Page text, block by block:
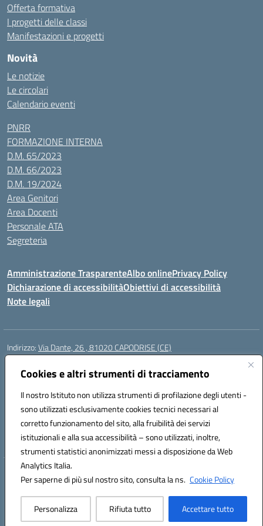
Cookies e altri strumenti di tracciamento
Il nostro Istituto non utilizza strumenti di profilazione degli utenti -
sono utilizzati esclusivamente cookies tecnici necessari al
corretto funzionamento del sito, alla fruibilità dei servizi
istituzionali e alla sua accessibilità – sono utilizzati, inoltre,
strumenti statistici anonimizzati messi a disposizione da Web
Analytics Italia.
Per saperne di più sul nostro sito, consulta la ns. Cookie Policy
Personalizza Rifiuta tutto Accettare tutto
Offerta formativa
I progetti delle classi
Manifestazioni e progetti
Novità
Le notizie
Le circolari
Calendario eventi
PNRR
FORMAZIONE INTERNA
D.M. 65/2023
D.M. 66/2023
D.M. 19/2024
Area Genitori
Area Docenti
Personale ATA
Segreteria
Amministrazione TrasparenteAlbo onlinePrivacy Policy
Dichiarazione di accessibilitàObiettivi di accessibilità
Note legali
Indirizzo:Via Dante, 26 , 81020 CAPODRISE (CE)
Centralino:
Posta elettronica certificata (PEC):CEIC83000V@pec.istruzione.it
Codice fiscale: 80103200616
Codice meccanografico:CEIC83000V
Codice Indice delle Pubbliche Amministrazioni (IPA): istsc_ceic83000v
Codice unico di fatturazione (CUF): UFO76N
Hosting & Powered by 3D Solution S.r.l.
Concept & Design by Designers Italia